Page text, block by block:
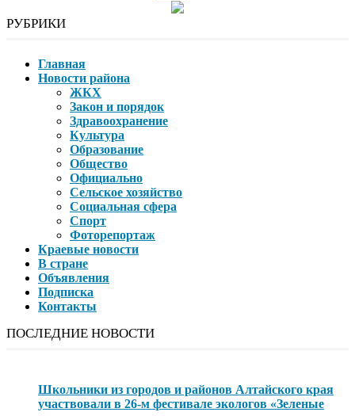
РУБРИКИ
Главная
Новости района
ЖКХ
Закон и порядок
Здравоохранение
Культура
Образование
Общество
Официально
Сельское хозяйство
Социальная сфера
Спорт
Фоторепортаж
Краевые новости
В стране
Объявления
Подписка
Контакты
ПОСЛЕДНИЕ НОВОСТИ
Школьники из городов и районов Алтайского края
участвовали в 26-м фестивале экологов «Зеленые